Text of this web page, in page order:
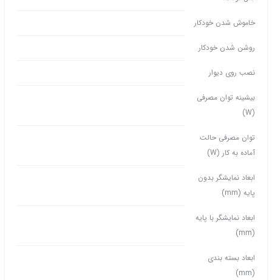
خاموش شدن خودکار
روشن شدن خودکار
نصب روی دیوار
بیشینه توان مصرفی
(W)
توان مصرفی حالت
آماده به کار (W)
ابعاد نمایشگر بدون
پایه (mm)
ابعاد نمایشگر با پایه
(mm)
ابعاد بسته بندی
(mm)